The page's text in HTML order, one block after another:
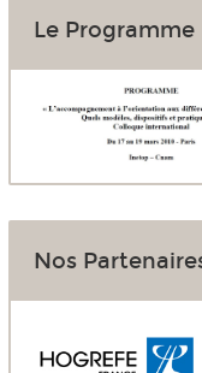
Le Programme
Nos